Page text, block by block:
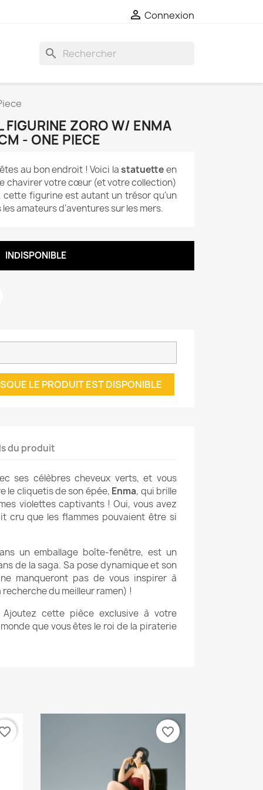
 Connexion
search
FIGURINE ZORO W/ ENMA
- ONE PIECE
au bon endroit ! Voici lastatuetteen
chavirer votre cœur (et votre collection)
cette figurine est autant un trésor qu'un
amateurs d'aventures sur les mers.
INDISPONIBLE
LE PRODUIT EST DISPONIBLE
du produit
ses célèbres cheveux verts, et vous
le cliquetis de son épée, Enma, qui brille
violettes captivants ! Oui, vous avez
cru que les flammes pouvaient être si
un emballage boîte-fenêtre, est un
de la saga. Sa pose dynamique et son
manqueront pas de vous inspirer à
du meilleur ramen) !
cette pièce exclusive à votre
que vous êtes le roi de la piraterie
favorite_border